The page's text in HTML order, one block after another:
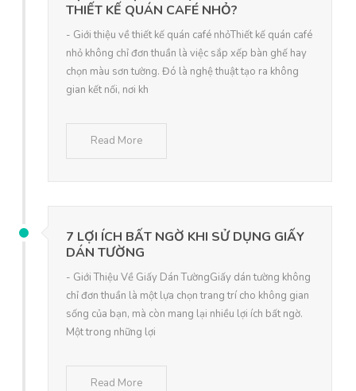
THIẾT KẾ QUÁN CAFÉ NHỎ?
- Giới thiệu về thiết kế quán café nhỏThiết kế quán café
nhỏ không chỉ đơn thuần là việc sắp xếp bàn ghế hay
chọn màu sơn tường. Đó là nghệ thuật tạo ra không
gian kết nối, nơi kh
Read More
7 LỢI ÍCH BẤT NGỜ KHI SỬ DỤNG GIẤY
DÁN TƯỜNG
- Giới Thiệu Về Giấy Dán TườngGiấy dán tường không
chỉ đơn thuần là một lựa chọn trang trí cho không gian
sống của bạn, mà còn mang lại nhiều lợi ích bất ngờ.
Một trong những lợi
Read More